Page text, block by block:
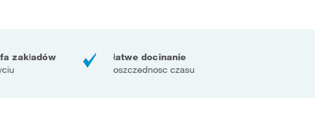
zakładów
łatwe docinanie
oszczednosc czasu